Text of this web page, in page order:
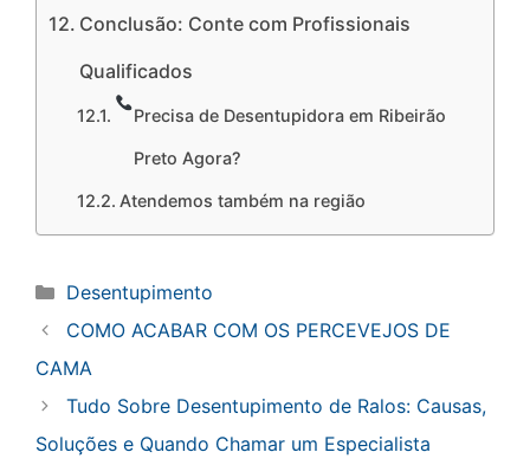
Conclusão: Conte com Profissionais
Qualificados
Precisa de Desentupidora em Ribeirão
Preto Agora?
Atendemos também na região
Categorias
Desentupimento
COMO ACABAR COM OS PERCEVEJOS DE
CAMA
Tudo Sobre Desentupimento de Ralos: Causas,
Soluções e Quando Chamar um Especialista